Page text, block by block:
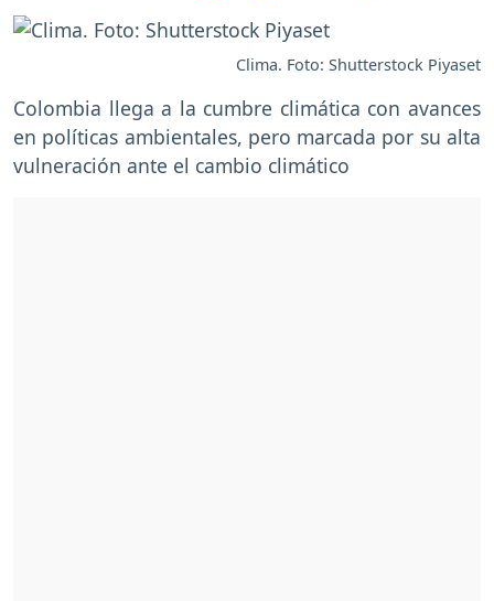
Clima. Foto: Shutterstock Piyaset
Colombia llega a la cumbre climática con avances
en políticas ambientales, pero marcada por su alta
vulneración ante el cambio climático